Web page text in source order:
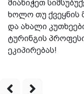
მიანიჭეთ
ხოლო თუ ქვეყნის
და ახალი
ტურინგის
ეკიპირებას!